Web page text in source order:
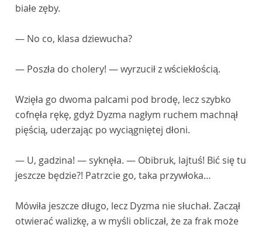
białe zęby.
— No co, klasa dziewucha?
— Poszła do cholery! — wyrzucił z wściekłością.
Wzięła go dwoma palcami pod brodę, lecz szybko
cofnęła rękę, gdyż Dyzma nagłym ruchem machnął
pięścią, uderzając po wyciągniętej dłoni.
— U, gadzina! — syknęła. — Obibruk, lajtuś! Bić się tu
jeszcze będzie?! Patrzcie go, taka przywłoka…
Mówiła jeszcze długo, lecz Dyzma nie słuchał. Zaczął
otwierać walizkę, a w myśli obliczał, że za frak może